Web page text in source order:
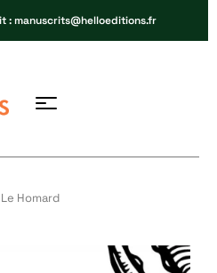
: manuscrits@helloeditions.fr
Homard